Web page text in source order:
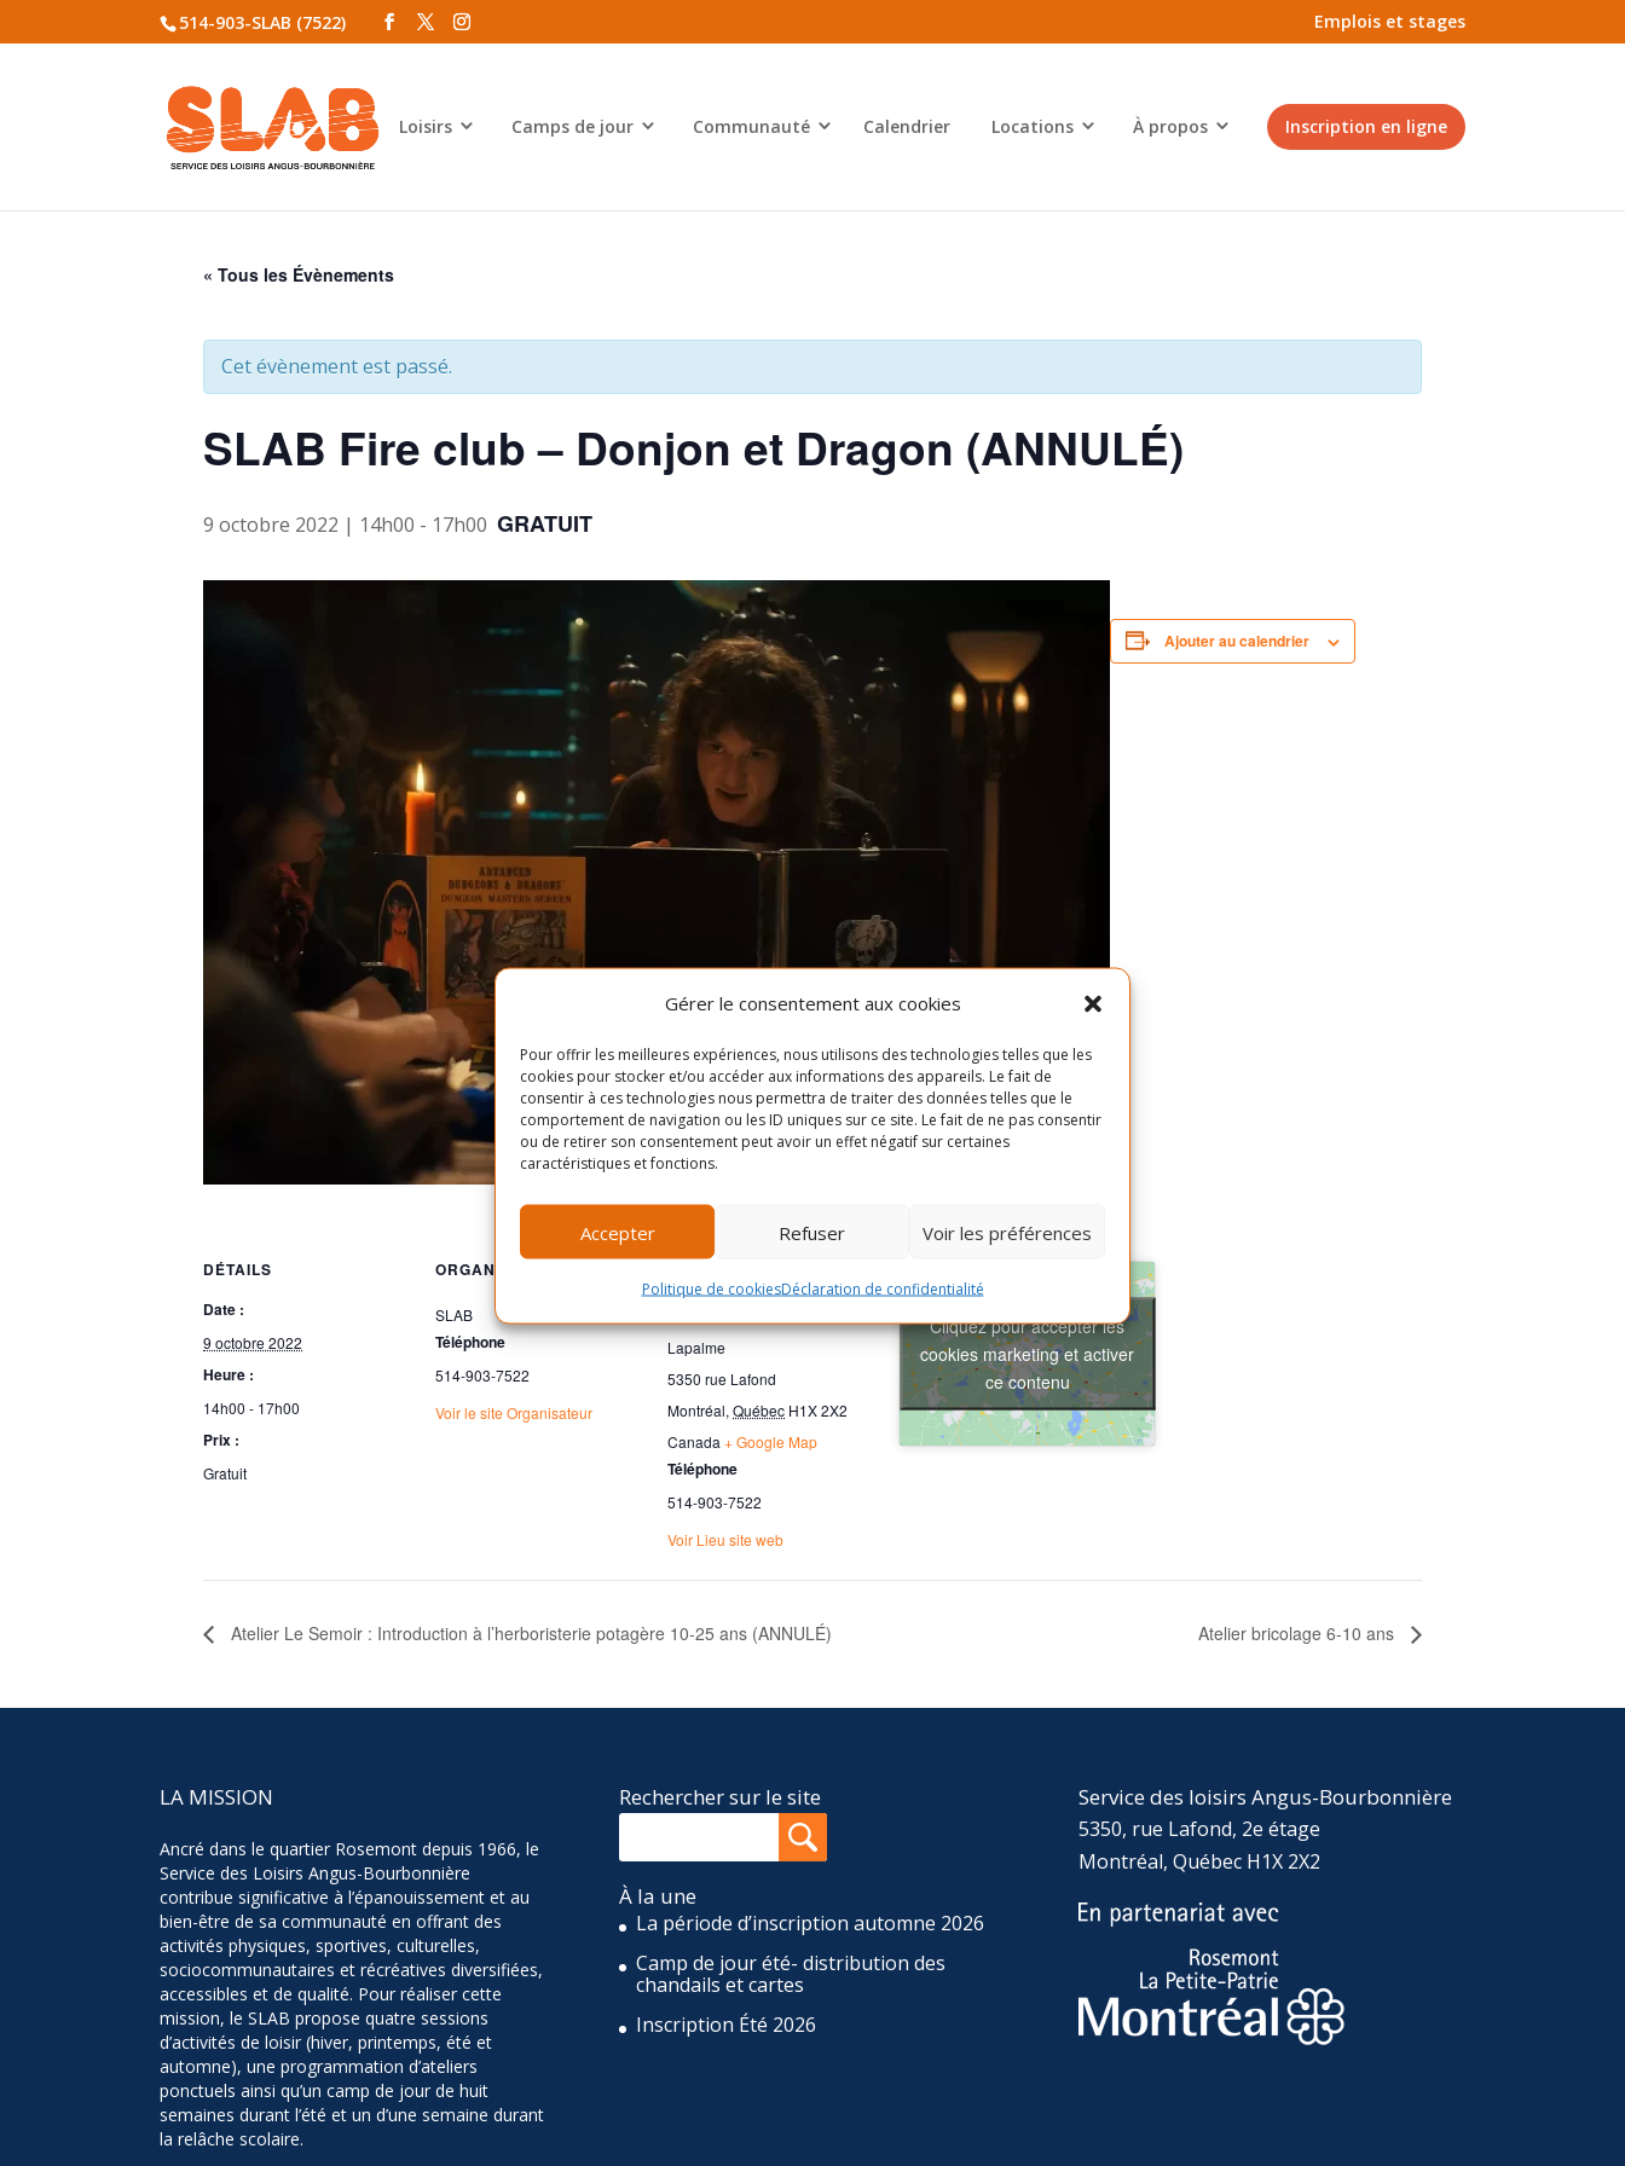
Gérer le consentement aux cookies
Pour offrir les meilleures expériences, nous utilisons des technologies telles que les
cookies pour stocker et/ou accéder aux informations des appareils. Le fait de
consentir à ces technologies nous permettra de traiter des données telles que le
comportement de navigation ou les ID uniques sur ce site. Le fait de ne pas consentir
ou de retirer son consentement peut avoir un effet négatif sur certaines
caractéristiques et fonctions.
Accepter Refuser Voir les préférences
Politique de cookiesDéclaration de confidentialité
514-903-SLAB (7522) Emplois et stages
Loisirs Camps de jour Communauté Calendrier Locations À propos Inscription en ligne
« Tous les Évènements
Cet évènement est passé.
SLAB Fire club – Donjon et Dragon (ANNULÉ)
9 octobre 2022 | 14h00 - 17h00 GRATUIT
Ajouter au calendrier
DÉTAILS
Date :
9 octobre 2022
Heure :
14h00 - 17h00
Prix :
Gratuit
ORGANISATEUR
SLAB
Téléphone
514-903-7522
Voir le site Organisateur
Lapalme
5350 rue Lafond
Montréal, Québec H1X 2X2
Canada + Google Map
Téléphone
514-903-7522
Voir Lieu site web
Cliquez pour accepter les
cookies marketing et activer
ce contenu
Atelier Le Semoir : Introduction à l’herboristerie potagère 10-25 ans (ANNULÉ) Atelier bricolage 6-10 ans
LA MISSION
Ancré dans le quartier Rosemont depuis 1966, le
Service des Loisirs Angus-Bourbonnière
contribue significative à l’épanouissement et au
bien-être de sa communauté en offrant des
activités physiques, sportives, culturelles,
sociocommunautaires et récréatives diversifiées,
accessibles et de qualité. Pour réaliser cette
mission, le SLAB propose quatre sessions
d’activités de loisir (hiver, printemps, été et
automne), une programmation d’ateliers
ponctuels ainsi qu’un camp de jour de huit
semaines durant l’été et un d’une semaine durant
la relâche scolaire.
Rechercher sur le site
À la une
La période d’inscription automne 2026
Camp de jour été- distribution des
chandails et cartes
Inscription Été 2026
Service des loisirs Angus-Bourbonnière
5350, rue Lafond, 2e étage
Montréal, Québec H1X 2X2